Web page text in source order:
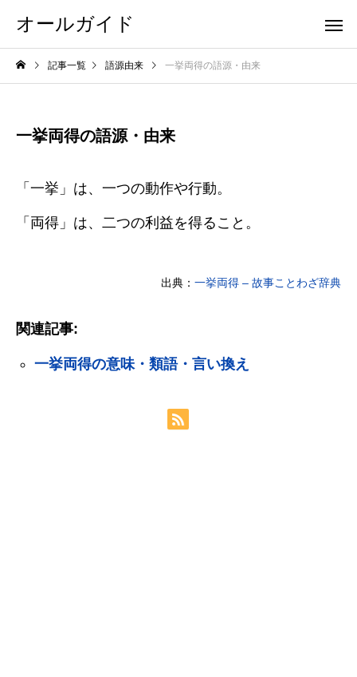
オールガイド
記事一覧 語源由来 一挙両得の語源・由来
一挙両得の語源・由来
「一挙」は、一つの動作や行動。
「両得」は、二つの利益を得ること。
出典： 一挙両得 – 故事ことわざ辞典
関連記事:
一挙両得の意味・類語・言い換え